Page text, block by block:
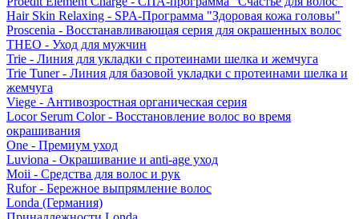
Hair Skin Relaxing - SPA-Программа "Здоровая кожа головы"
Proscenia - Восстанавливающая серия для окрашенных волос
THEO - Уход для мужчин
Trie - Линия для укладки с протеинами шелка и жемчуга
Trie Tuner - Линия для базовой укладки с протеинами шелка и
жемчуга
Viege - Антивозростная органическая серия
Locor Serum Color - Восстановление волос во время
окрашивания
One - Премиум уход
Luviona - Окрашивание и anti-age уход
Moii - Средства для волос и рук
Rufor - Бережное выпрямление волос
Londa (Германия)